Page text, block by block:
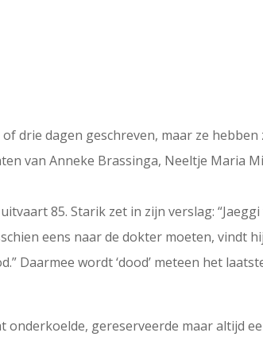
drie dagen geschreven, maar ze
van Anneke Brassinga, Neeltje Maria
85. Starik zet in zijn verslag:
eens naar de dokter moeten, vindt
Daarmee wordt ‘dood’ meteen het
gereserveerde maar altijd